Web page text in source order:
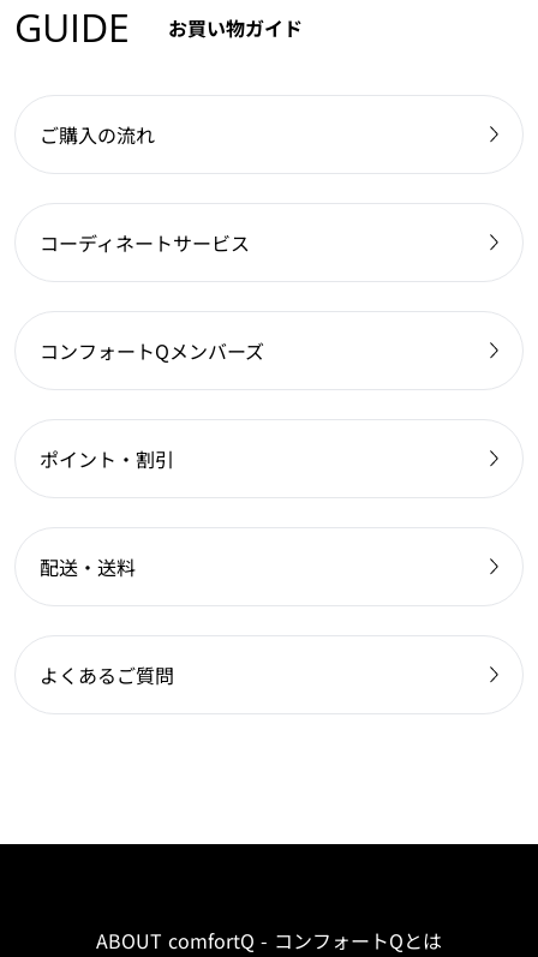
GUIDE お買い物ガイド
ご購入の流れ
コーディネートサービス
コンフォートQメンバーズ
ポイント・割引
配送・送料
よくあるご質問
ABOUT comfortQ - コンフォートQとは